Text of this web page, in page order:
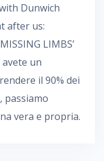
Dunwich
after us:
LIMBS’
avete un
il 90% dei
passiamo
vera e propria.